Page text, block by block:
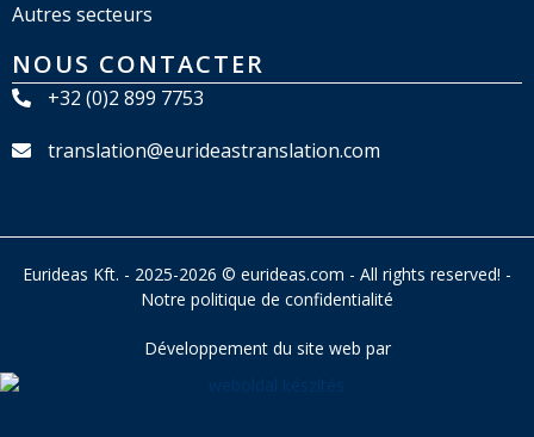
Autres secteurs
NOUS CONTACTER
+32 (0)2 899 7753
translation@eurideastranslation.com
Eurideas Kft. - 2025-2026 © eurideas.com - All rights reserved! -
Notre politique de confidentialité
Développement du site web par